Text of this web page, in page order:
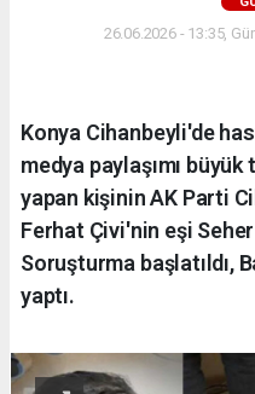
26.06.2026 - 13:35,
Konya Cihanbeyli'de
medya paylaşımı büyük
yapan kişinin AK Parti
Ferhat Çivi'nin eşi
Soruşturma başlatıldı,
yaptı.